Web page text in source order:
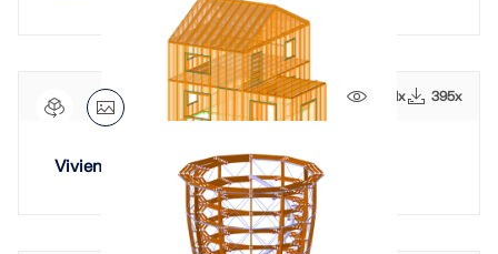
1501x 395x
Vivienda unifamiliar de entramado ligero